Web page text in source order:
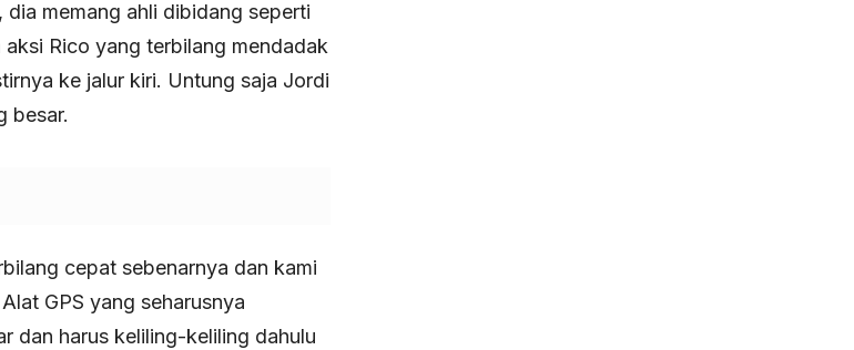
memang ahli dibidang seperti
Rico yang terbilang mendadak
ke jalur kiri. Untung saja Jordi
besar.
cepat sebenarnya dan kami
GPS yang seharusnya
dan harus keliling-keliling dahulu